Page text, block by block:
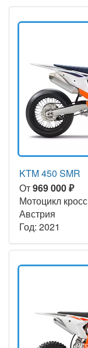
KTM 450 SMR
От969 000 ₽
Мотоцикл кросс
Австрия
Год: 2021